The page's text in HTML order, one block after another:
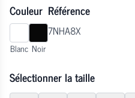
Couleur
Blanc Noir
Référence
7NHA8X
Sélectionner la taille